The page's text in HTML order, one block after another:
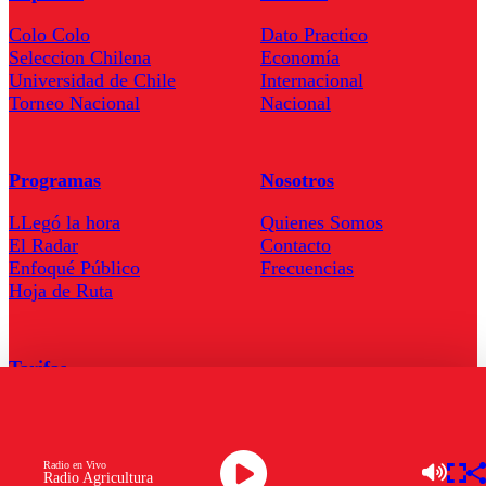
Radio Agricultura
Radio en Vivo
Colo Colo
Seleccion Chilena
Universidad de Chile
Torneo Nacional
Dato Practico
Economía
Internacional
Nacional
Programas
LLegó la hora
El Radar
Enfoqué Público
Hoja de Ruta
Nosotros
Quienes Somos
Contacto
Frecuencias
Tarifas